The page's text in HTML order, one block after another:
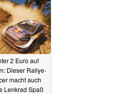
2 Euro auf
Dieser Rallye-
macht auch
Lenkrad Spaß